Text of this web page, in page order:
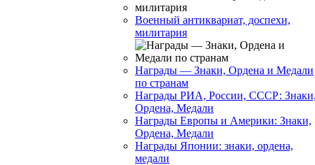
Военный антиквариат, доспехи,
милитария
Награды — Знаки, Ордена и Медали
по странам
Награды РИА, России, СССР:
Ордена, Медали
Награды Европы и Америки: Знаки,
Ордена, Медали
Награды Японии: знаки, ордена,
медали